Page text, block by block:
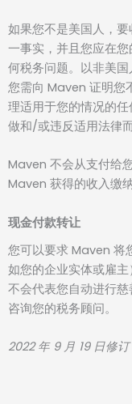
如果您不是美国人，
一事实，并且您应在
何税务问题。以非美
您需向 Maven 证明您
理适用于您的情况的
做和/或违反适用法律
Maven 不会从支付给
Maven 获得的收入缴
现金付款转让
您可以要求 Maven 将
如您的企业实体或雇
不会代表您自动进行
咨询您的税务顾问。
2022 年 9 月 19 日修订